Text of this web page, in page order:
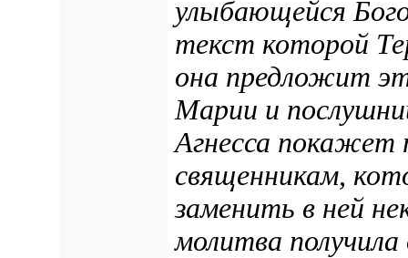
улыбающейся
текст которой
она предложит
Марии и
Агнесса
священникам,
заменить в ней
молитва